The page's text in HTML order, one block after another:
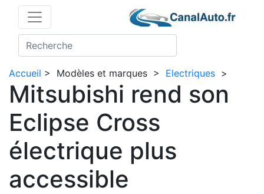
Accueil > Modèles et marques > Electriques >
Mitsubishi rend son
Eclipse Cross
électrique plus
accessible